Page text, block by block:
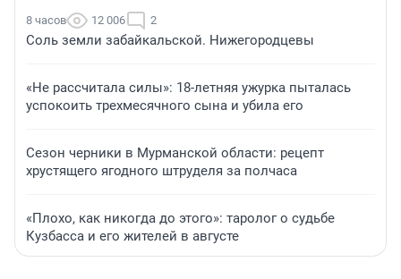
8 часов 12 006 2
Соль земли забайкальской. Нижегородцевы
«Не рассчитала силы»: 18-летняя ужурка пыталась
успокоить трехмесячного сына и убила его
Сезон черники в Мурманской области: рецепт
хрустящего ягодного штруделя за полчаса
«Плохо, как никогда до этого»: таролог о судьбе
Кузбасса и его жителей в августе